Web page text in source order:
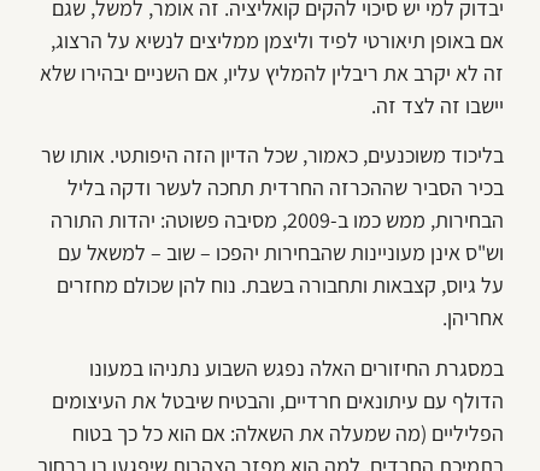
יבדוק למי יש סיכוי להקים קואליציה. זה אומר, למשל, שגם
אם באופן תיאורטי לפיד וליצמן ממליצים לנשיא על הרצוג,
זה לא יקרב את ריבלין להמליץ עליו, אם השניים יבהירו שלא
יישבו זה לצד זה.
בליכוד משוכנעים, כאמור, שכל הדיון הזה היפותטי. אותו שר
בכיר הסביר שההכרזה החרדית תחכה לעשר ודקה בליל
הבחירות, ממש כמו ב-2009, מסיבה פשוטה: יהדות התורה
וש"ס אינן מעוניינות שהבחירות יהפכו – שוב – למשאל עם
על גיוס, קצבאות ותחבורה בשבת. נוח להן שכולם מחזרים
אחריהן.
במסגרת החיזורים האלה נפגש השבוע נתניהו במעונו
הדולף עם עיתונאים חרדיים, והבטיח שיבטל את העיצומים
הפליליים (מה שמעלה את השאלה: אם הוא כל כך בטוח
בתמיכת החרדים, למה הוא מפזר הצהרות שיפגעו בו ברחוב